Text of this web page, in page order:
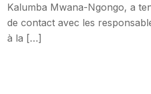
Kalumba Mwana-Ngongo, a
de contact avec les
à la […]